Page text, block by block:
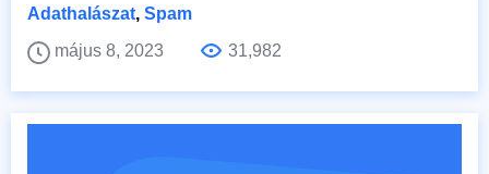
Adathalászat, Spam
május 8, 2023
31,982